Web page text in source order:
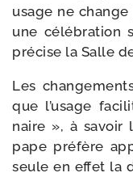
usage ne
une célé­bra­tion
pré­cise la Salle
Les
que l’usage
naire », à savoir
pape pré­fère
seule en effet la